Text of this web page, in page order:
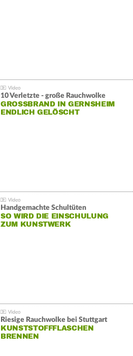
10 Verletzte - große Rauchwolke
GROSSBRAND IN GERNSHEIM E
NDLICH GELÖSCHT
Handgemachte Schultüten
SO WIRD DIE EINSCHULUNG
ZUM KUNSTWERK
Riesige Rauchwolke bei Stuttgart
KUNSTSTOFFFLASCHEN
BRENNEN